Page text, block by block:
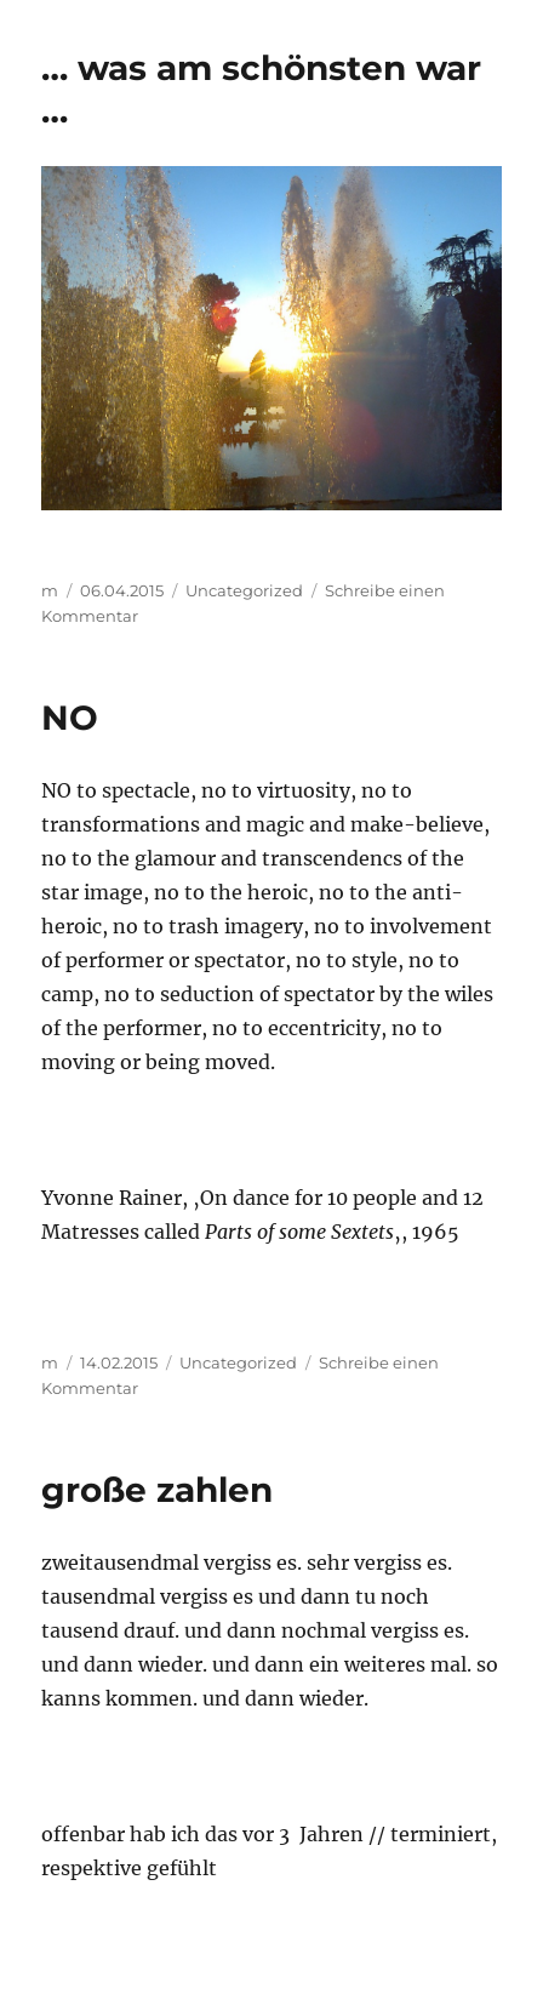
… was am schönsten war
…
Autor
m
Veröffentlicht
am
06.04.2015 Kategorien
Uncategorized
Schreibe einen
Kommentarzu
NO
NO to spectacle, no to virtuosity, no to
transformations and magic and make-believe,
no to the glamour and transcendencs of the
star image, no to the heroic, no to the anti-
heroic, no to trash imagery, no to involvement
of performer or spectator, no to style, no to
camp, no to seduction of spectator by the wiles
of the performer, no to eccentricity, no to
moving or being moved.
Yvonne Rainer, ‚On dance for 10 people and 12
Matresses calledParts of some Sextets‚, 1965
Autor
m
Veröffentlicht
am
14.02.2015 Kategorien
Uncategorized
Schreibe einen
Kommentarzu
große zahlen
zweitausendmal vergiss es. sehr vergiss es.
tausendmal vergiss es und dann tu noch
tausend drauf. und dann nochmal vergiss es.
und dann wieder. und dann ein weiteres mal. so
kanns kommen. und dann wieder.
offenbar hab ich das vor 3 Jahren // terminiert,
respektive gefühlt